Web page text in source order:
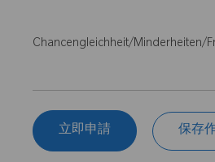
Chancengleichheit/Minderheiten/
立即申請 保存